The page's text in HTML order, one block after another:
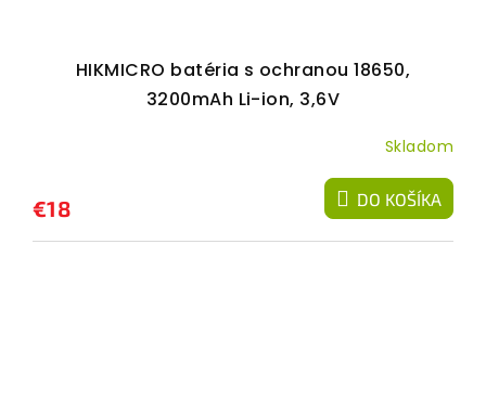
HIKMICRO batéria s ochranou 18650,
3200mAh Li-ion, 3,6V
Skladom
€18 DO KOŠÍKA